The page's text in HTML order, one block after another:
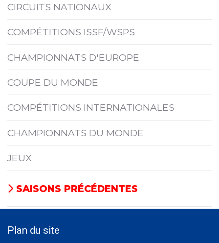
CIRCUITS NATIONAUX
COMPÉTITIONS ISSF/WSPS
CHAMPIONNATS D'EUROPE
COUPE DU MONDE
COMPÉTITIONS INTERNATIONALES
CHAMPIONNATS DU MONDE
JEUX
SAISONS PRÉCÉDENTES
Plan du site